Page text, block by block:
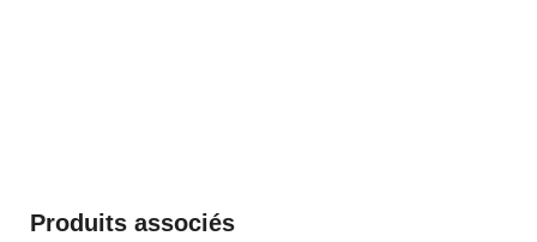
Produits associés